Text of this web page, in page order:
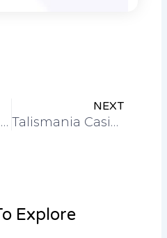
L’Emergence di Ethereum Gambling Enterprises: A Brand-new Frontier nel Gaming Online
NEXT
Talismania Casino Avis une Évasion Éblouissante vers le Jeu
Explore